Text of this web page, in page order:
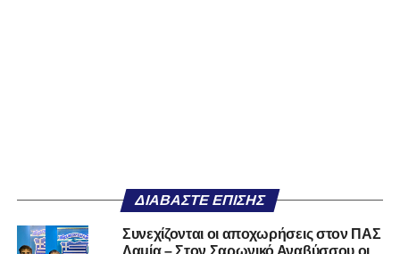
ΔΙΑΒΆΣΤΕ ΕΠΊΣΗΣ
Συνεχίζονται οι αποχωρήσεις στον ΠΑΣ
Λαμία – Στον Σαρωνικό Αναβύσσου οι